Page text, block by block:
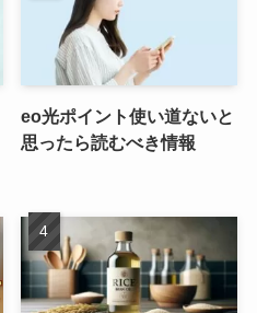
eo光ポイント使い道ないと
思ったら読むべき情報